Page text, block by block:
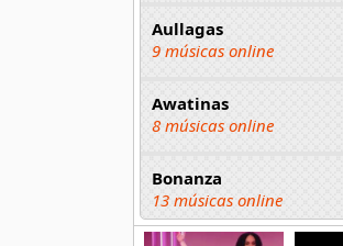
Aullagas
9 músicas online
Awatinas
8 músicas online
Bonanza
13 músicas online